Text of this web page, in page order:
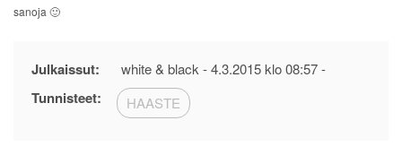
sanoja 🙂
Julkaissut: white & black -4.3.2015 klo 08:57-
Tunnisteet: HAASTE